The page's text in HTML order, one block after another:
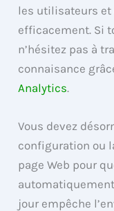
les utilisateurs
efficacement. Si
n’hésitez pas à
connaisance
Analytics.
Vous devez
configuration ou
page Web pour
jour empêche